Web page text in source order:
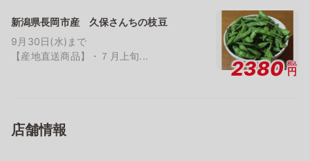
新潟県長岡市産 久保さんちの枝豆
9月30日(水)まで
【産地直送商品】・７月上旬...
2380 税込
円
店舗情報